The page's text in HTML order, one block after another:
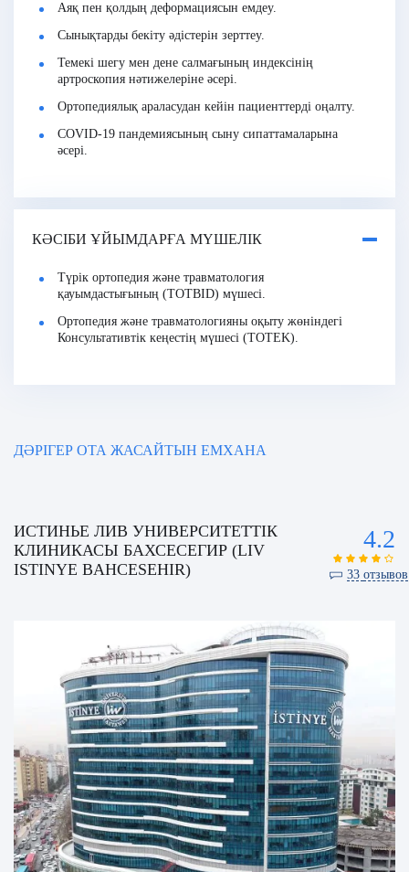
Аяқ пен қолдың деформациясын емдеу.
Сынықтарды бекіту әдістерін зерттеу.
Темекі шегу мен дене салмағының индексінің
артроскопия нәтижелеріне әсері.
Ортопедиялық араласудан кейін пациенттерді оңалту.
COVID-19 пандемиясының сыну сипаттамаларына
әсері.
КӘСІБИ ҰЙЫМДАРҒА МҮШЕЛІК
Түрік ортопедия және травматология
қауымдастығының (TOTBID) мүшесі.
Ортопедия және травматологияны оқыту жөніндегі
Консультативтік кеңестің мүшесі (TOTEK).
ДӘРІГЕР ОТА ЖАСАЙТЫН ЕМХАНА
ИСТИНЬЕ ЛИВ УНИВЕРСИТЕТТІК
КЛИНИКАСЫ БАХСЕСЕГИР (LIV
ISTINYE BAHCESEHIR)
4.2
33 отзывов